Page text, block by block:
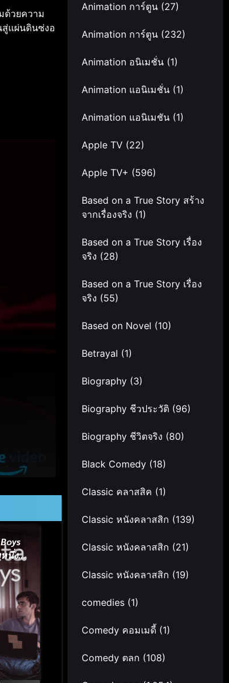
ด้วยความ
สู่แผ่นดินซ่งอ
นึ่ง
Animation การ์ตูน (27)
Animation การ์ตูน (232)
Animation อนิเมชั่น (1)
Animation แอนิเมชั่น (1)
Animation แอนิเมชัน (1)
Apple TV (22)
Apple TV+ (596)
Based on a True Story สร้าง
จากเรื่องจริง (1)
Based on a True Story เรื่อง
จริง (28)
Based on a True Story เรื่อง
จริง (55)
Based on Novel (10)
Betrayal (1)
Biography (3)
Biography ชีวประวัติ (96)
Biography ชีวิตจริง (80)
Black Comedy (18)
Classic คลาสสิค (1)
Classic หนังคลาสสิก (139)
Classic หนังคลาสสิก (21)
Classic หนังคลาสสิก (19)
comedies (1)
Comedy คอมเมดี้ (1)
Comedy ตลก (108)